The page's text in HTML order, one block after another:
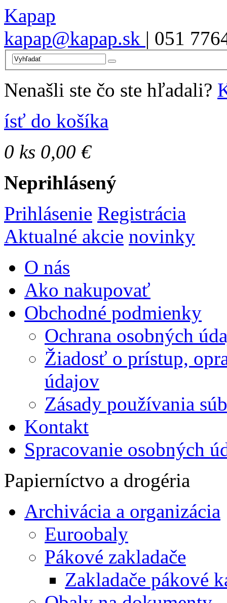
Kapap
kapap@kapap.sk | 051
Nenašli ste čo ste hľadali?
ísť do košíka
0 ks 0,00 €
Neprihlásený
Prihlásenie Registrácia
Aktualné akcie novinky
O nás
Ako nakupovať
Obchodné podmienky
Ochrana osobných
Žiadosť o prístup,
údajov
Zásady používania
Kontakt
Spracovanie osobných
Papierníctvo a drogéria
Archivácia a organizácia
Euroobaly
Pákové zakladače
Zakladače pákové